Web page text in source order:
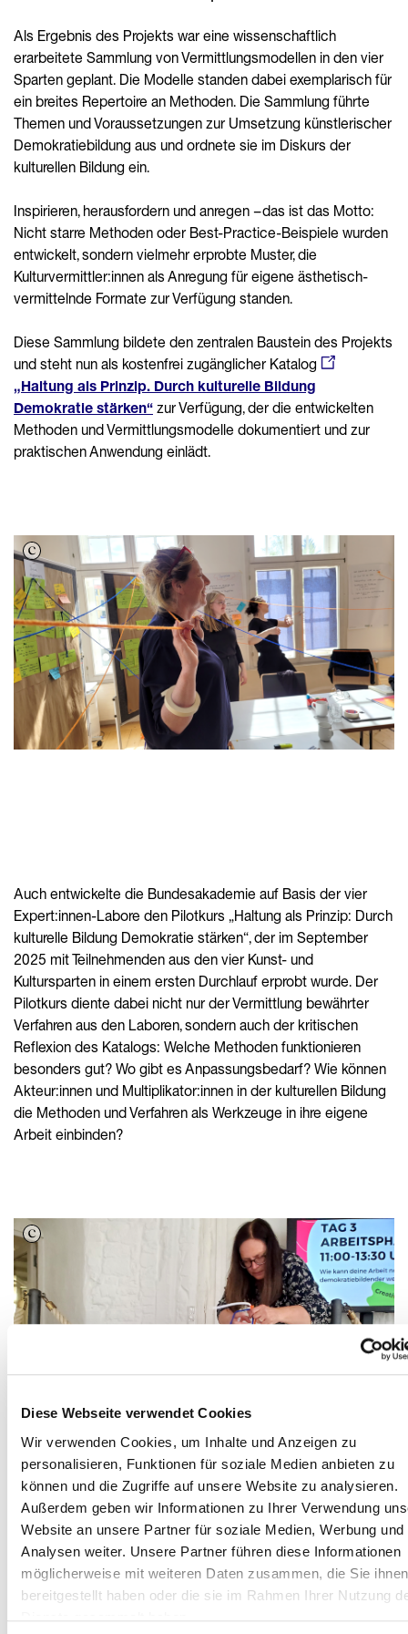
Diese Webseite verwendet Cookies
Wir verwenden Cookies, um Inhalte und Anzeigen zu
personalisieren, Funktionen für soziale Medien anbieten zu
können und die Zugriffe auf unsere Website zu analysieren.
Außerdem geben wir Informationen zu Ihrer Verwendung
Website an unsere Partner für soziale Medien, Werbung und
Analysen weiter. Unsere Partner führen diese Informationen
möglicherweise mit weiteren Daten zusammen, die Sie ihnen
bereitgestellt haben oder die sie im Rahmen Ihrer Nutzung
Als Ergebnis des Projekts war eine wissenschaftlich
erarbeitete Sammlung von Vermittlungsmodellen in den vier
Sparten geplant. Die Modelle standen dabei exemplarisch für
ein breites Repertoire an Methoden. Die Sammlung führte
Themen und Voraussetzungen zur Umsetzung künstlerischer
Demokratiebildung aus und ordnete sie im Diskurs der
kulturellen Bildung ein.
Inspirieren, herausfordern und anregen – das ist das Motto:
Nicht starre Methoden oder Best-Practice-Beispiele wurden
entwickelt, sondern vielmehr erprobte Muster, die
Kulturvermittler:innen als Anregung für eigene ästhetisch-
vermittelnde Formate zur Verfügung standen.
Diese Sammlung bildete den zentralen Baustein des Projekts
und steht nun als kostenfrei zugänglicher Katalog
„Haltung als Prinzip. Durch kulturelle Bildung
Demokratie stärken“ zur Verfügung, der die entwickelten
Methoden und Vermittlungsmodelle dokumentiert und zur
praktischen Anwendung einlädt.
Auch entwickelte die Bundesakademie auf Basis der vier
Expert:innen-Labore den Pilotkurs „Haltung als Prinzip: Durch
kulturelle Bildung Demokratie stärken“, der im September
2025 mit Teilnehmenden aus den vier Kunst- und
Kultursparten in einem ersten Durchlauf erprobt wurde. Der
Pilotkurs diente dabei nicht nur der Vermittlung bewährter
Verfahren aus den Laboren, sondern auch der kritischen
Reflexion des Katalogs: Welche Methoden funktionieren
besonders gut? Wo gibt es Anpassungsbedarf? Wie können
Akteur:innen und Multiplikator:innen in der kulturellen Bildung
die Methoden und Verfahren als Werkzeuge in ihre eigene
Arbeit einbinden?